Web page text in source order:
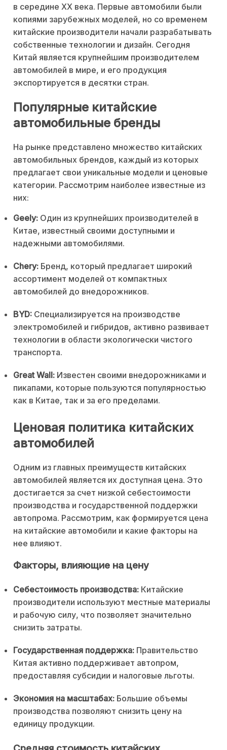
в середине XX века. Первые автомобили были
копиями зарубежных моделей, но со временем
китайские производители начали разрабатывать
собственные технологии и дизайн. Сегодня
Китай является крупнейшим производителем
автомобилей в мире, и его продукция
экспортируется в десятки стран.
Популярные китайские
автомобильные бренды
На рынке представлено множество китайских
автомобильных брендов, каждый из которых
предлагает свои уникальные модели и ценовые
категории. Рассмотрим наиболее известные из
них:
Geely: Один из крупнейших производителей в
Китае, известный своими доступными и
надежными автомобилями.
Chery: Бренд, который предлагает широкий
ассортимент моделей от компактных
автомобилей до внедорожников.
BYD: Специализируется на производстве
электромобилей и гибридов, активно развивает
технологии в области экологически чистого
транспорта.
Great Wall: Известен своими внедорожниками и
пикапами, которые пользуются популярностью
как в Китае, так и за его пределами.
Ценовая политика китайских
автомобилей
Одним из главных преимуществ китайских
автомобилей является их доступная цена. Это
достигается за счет низкой себестоимости
производства и государственной поддержки
автопрома. Рассмотрим, как формируется цена
на китайские автомобили и какие факторы на
нее влияют.
Факторы, влияющие на цену
Себестоимость производства: Китайские
производители используют местные материалы
и рабочую силу, что позволяет значительно
снизить затраты.
Государственная поддержка: Правительство
Китая активно поддерживает автопром,
предоставляя субсидии и налоговые льготы.
Экономия на масштабах: Большие объемы
производства позволяют снизить цену на
единицу продукции.